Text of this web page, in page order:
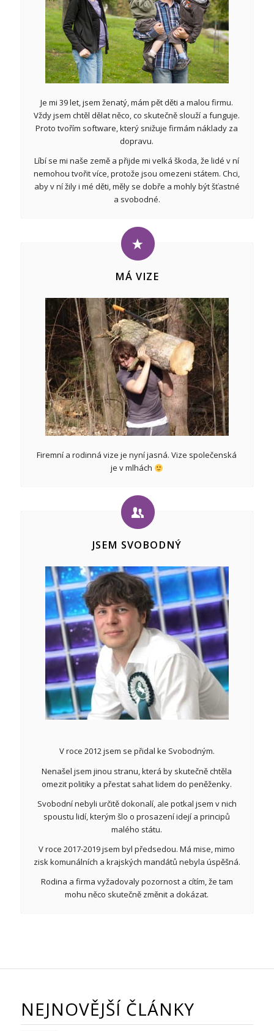
Je mi 39 let, jsem ženatý, mám pět děti a malou firmu.
Vždy jsem chtěl dělat něco, co skutečně slouží a funguje.
Proto tvořím software, který snižuje firmám náklady za
dopravu.
Líbí se mi naše země a přijde mi velká škoda, že lidé v ní
nemohou tvořit více, protože jsou omezeni státem. Chci,
aby v ní žily i mé děti, měly se dobře a mohly být šťastné
a svobodné.
MÁ VIZE
Firemní a rodinná vize je nyní jasná. Vize společenská
je v mlhách
JSEM SVOBODNÝ
V roce 2012 jsem se přidal ke Svobodným.
Nenašel jsem jinou stranu, která by skutečně chtěla
omezit politiky a přestat sahat lidem do peněženky.
Svobodní nebyli určitě dokonalí, ale potkal jsem v nich
spoustu lidí, kterým šlo o prosazení idejí a principů
malého státu.
V roce 2017-2019 jsem byl předsedou. Má mise, mimo
zisk komunálních a krajských mandátů nebyla úspěšná.
Rodina a firma vyžadovaly pozornost a cítím, že tam
mohu něco skutečně změnit a dokázat.
NEJNOVĚJŠÍ ČLÁNKY